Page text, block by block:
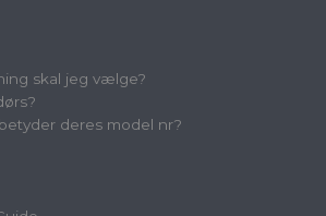
skal jeg vælge?
deres model nr?